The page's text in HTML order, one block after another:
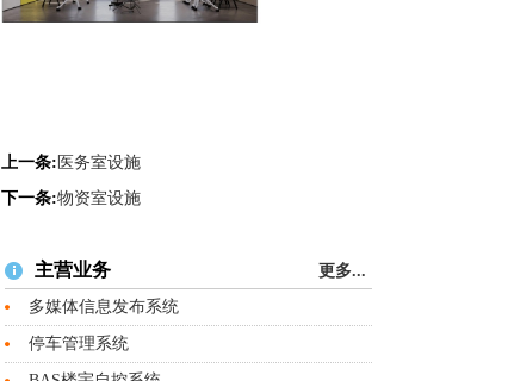
上一条: 医务室设施
下一条:物资室设施
主营业务
更多...
多媒体信息发布系统
停车管理系统